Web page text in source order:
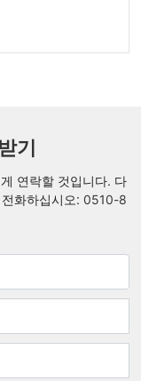
기
연락할 것입니다. 다
전화하십시오:0510-8